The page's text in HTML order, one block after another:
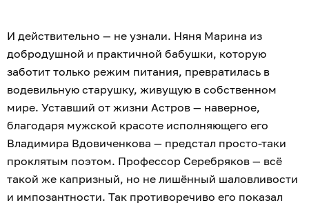
И действительно — не узнали. Няня Марина из
добродушной и практичной бабушки, которую
заботит только режим питания, превратилась в
водевильную старушку, живущую в собственном
мире. Уставший от жизни Астров — наверное,
благодаря мужской красоте исполняющего его
Владимира Вдовиченкова — предстал просто-таки
проклятым поэтом. Профессор Серебряков — всё
такой же капризный, но не лишённый шаловливости
и импозантности. Так противоречиво его показал